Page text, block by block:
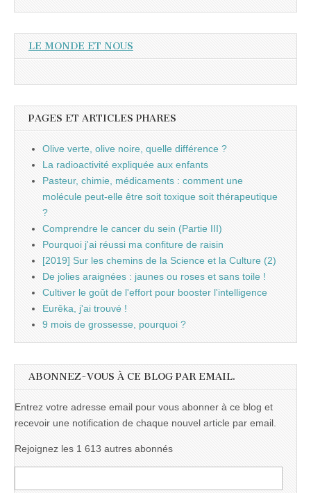
LE MONDE ET NOUS
PAGES ET ARTICLES PHARES
Olive verte, olive noire, quelle différence ?
La radioactivité expliquée aux enfants
Pasteur, chimie, médicaments : comment une
molécule peut-elle être soit toxique soit thérapeutique
?
Comprendre le cancer du sein (Partie III)
Pourquoi j'ai réussi ma confiture de raisin
[2019] Sur les chemins de la Science et la Culture (2)
De jolies araignées : jaunes ou roses et sans toile !
Cultiver le goût de l'effort pour booster l'intelligence
Eurêka, j'ai trouvé !
9 mois de grossesse, pourquoi ?
ABONNEZ-VOUS À CE BLOG PAR EMAIL.
Entrez votre adresse email pour vous abonner à ce blog et
recevoir une notification de chaque nouvel article par email.
Rejoignez les 1 613 autres abonnés
e-